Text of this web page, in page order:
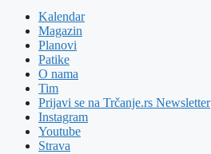
Kalendar
Magazin
Planovi
Patike
O nama
Tim
Prijavi se na Trčanje.rs Newsletter
Instagram
Youtube
Strava